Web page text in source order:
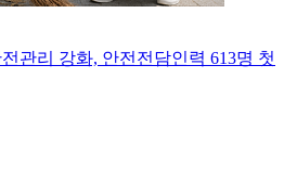
관리 강화, 안전전담인력 613명 첫